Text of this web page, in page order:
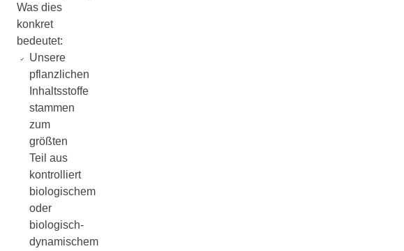
Was dies
konkret
bedeutet:
Unsere
pflanzlichen
Inhaltsstoffe
stammen
zum
größten
Teil aus
kontrolliert
biologischem
oder
biologisch-
dynamischem